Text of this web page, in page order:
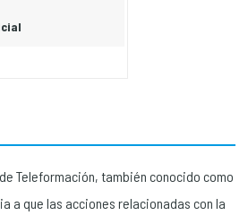
Teleformación, también conocido como
a que las acciones relacionadas con la